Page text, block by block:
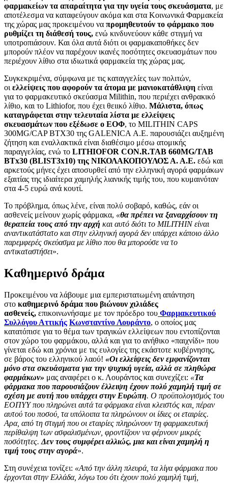
φαρμακείων τα απαραίτητα για την υγεία τους σκευάσματα, με
αποτέλεσμα να καταφεύγουν ακόμα και στα Κοινωνικά Φαρμακεία
της χώρας μας προκειμένου να προμηθευτούν το φάρμακο που
ρυθμίζει τη διάθεσή τους, ενώ κινδυνεύουν κάθε στιγμή να
υποτροπιάσουν. Και όλα αυτά διότι οι φαρμακαποθήκες δεν
μπορούν πλέον να παρέχουν ικανές ποσότητες σκευασμάτων που
περιέχουν λίθιο στα ιδιωτικά φαρμακεία της χώρας μας.
Συγκεκριμένα, σύμφωνα με τις καταγγελίες των πολιτών,
οι ελλείψεις που αφορούν τα άτομα με μανιοκατάθλιψη είναι
για το φαρμακευτικό σκεύασμα Milithin, που περιέχει ανθρακικό
λίθιο, και το Lithiofor, που έχει θειικό λίθιο. Μάλιστα, όπως
καταγράφεται στην τελευταία λίστα με ελλείψεις
σκευασμάτων που εξέδωσε ο ΕΟΦ, το MILITHIN CAPS
300MG/CAP ΒΤΧ30 της GALENICA Α.Ε. παρουσιάζει αυξημένη
ζήτηση και εναλλακτικά είναι διαθέσιμο μέσω ατομικής
παραγγελίας, ενώ το LITHIOFOR CON.R.TAB 660MG/TAB
ΒΤx30 (BLIST3x10) της ΝΙΚΟΛΑΚΟΠΟΥΛΟΣ Α. Α.Ε. εδώ και
αρκετούς μήνες έχει αποσυρθεί από την ελληνική αγορά φαρμάκων
εξαιτίας της ιδιαίτερα χαμηλής λιανικής τιμής του, που κυμαινόταν
στα 4-5 ευρώ ανά κουτί.
Το πρόβλημα, όπως λένε, είναι πολύ σοβαρό, καθώς, εάν οι
ασθενείς μείνουν χωρίς φάρμακα, «θα πρέπει να ξαναρχίσουν τη
θεραπεία τους από την αρχή και αυτό διότι το MILITHIN είναι
αναντικατάστατο και στην ελληνική αγορά δεν υπάρχει κάποιο άλλο
παρεμφερές σκεύασμα με λίθιο που θα μπορούσε να το
αντικαταστήσει».
Καθημερινό δράμα
Προκειμένου να λάβουμε μια εμπεριστατωμένη απάντηση
στο καθημερινό δράμα που βιώνουν χιλιάδες
ασθενείς, επικοινωνήσαμε με τον πρόεδρο του Φαρμακευτικού
Συλλόγου Αττικής Κωνσταντίνο Λουράντο, ο οποίος μας
κατατόπισε για το θέμα των τραγικών ελλείψεων που εντοπίζονται
στον χώρο του φαρμάκου, αλλά και για το ανήθικο «παιχνίδι» που
γίνεται εδώ και χρόνια με τις ευλογίες της εκάστοτε κυβέρνησης,
σε βάρος του ελληνικού λαού! «Οι ελλείψεις δεν εμφανίζονται
μόνο στα σκευάσματα για την ψυχική υγεία, αλλά σε πληθώρα
φαρμάκων» μας αναφέρει ο κ. Λουράντος και συνεχίζει: «Τα
φάρμακα που παρουσιάζουν έλλειψη έχουν πολύ χαμηλή τιμή σε
σχέση με αυτή που υπάρχει στην Ευρώπη. Ο προϋπολογισμός του
ΕΟΠΥΥ που πληρώνει αυτά τα φάρμακα είναι κλειστός και, πέραν
αυτού του ποσού, τα υπόλοιπα τα πληρώνουν οι ίδιες οι εταιρίες.
Αρα, από τη στιγμή που οι εταιρίες πληρώνουν τη φαρμακευτική
περίθαλψη των ασφαλισμένων, φροντίζουν να φέρνουν μικρές
ποσότητες. Δεν τους συμφέρει αλλιώς, μια και είναι χαμηλή η
τιμή τους στην αγορά».
Στη συνέχεια τονίζει: «Από την άλλη πλευρά, τα λίγα φάρμακα που
έρχονται στην Ελλάδα, λόγω του ότι έχουν πολύ χαμηλή τιμή,